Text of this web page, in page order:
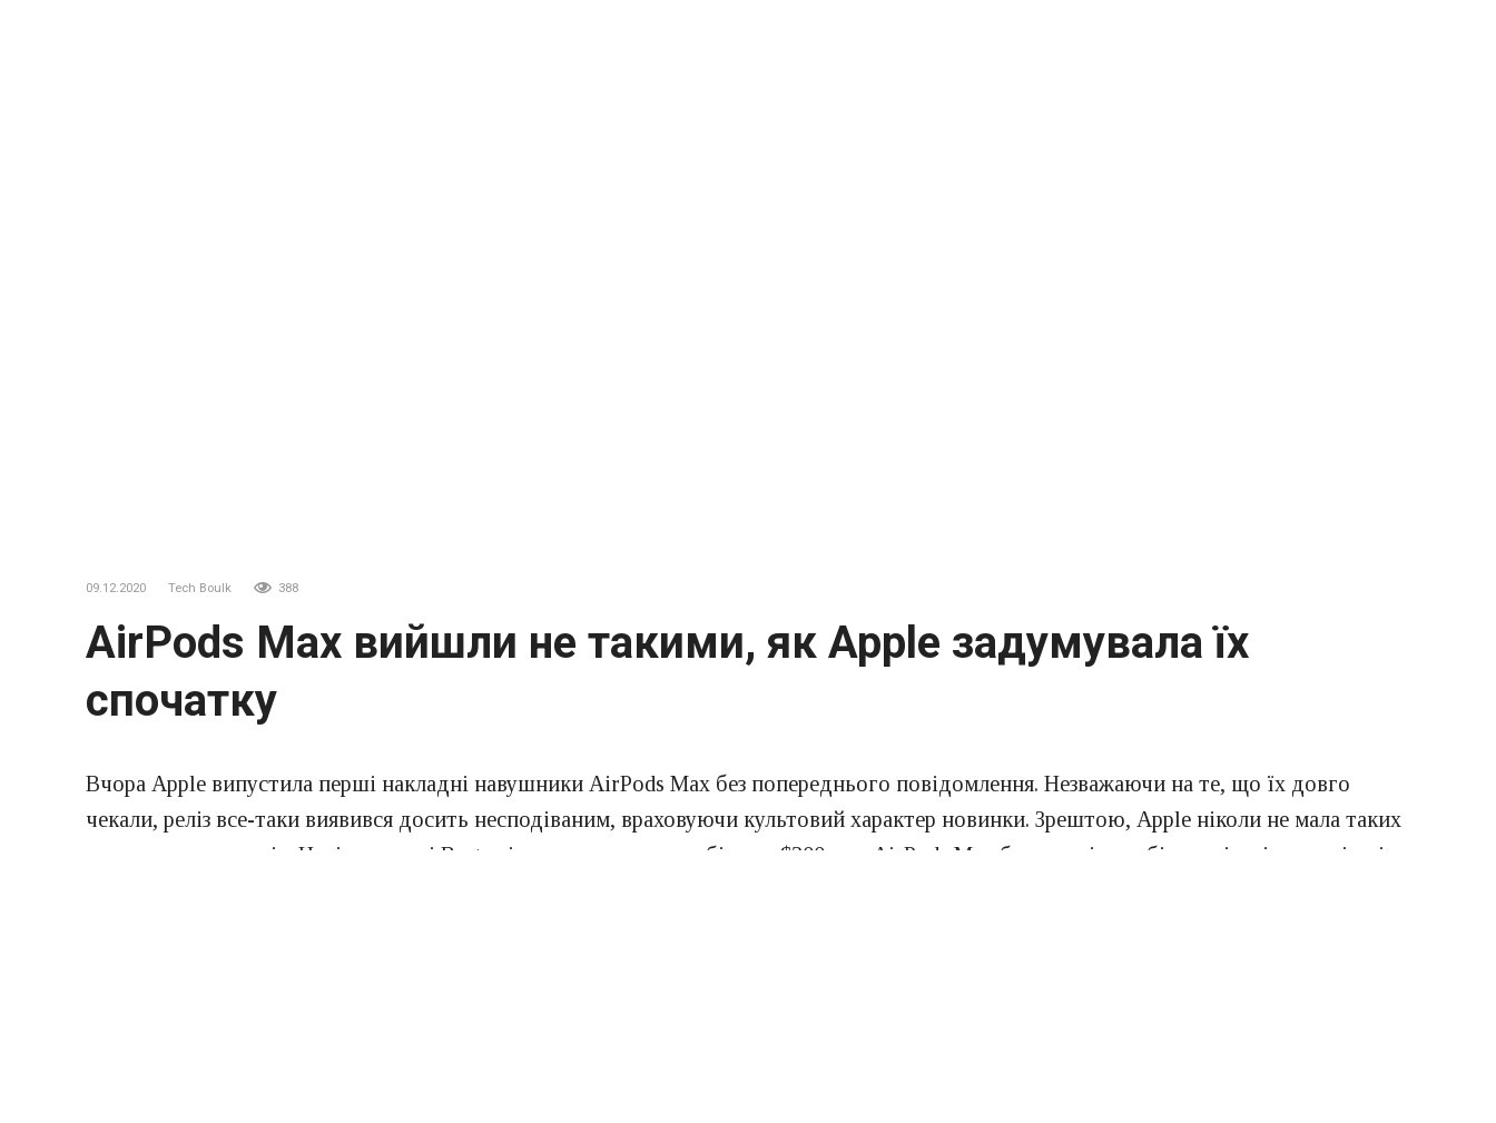
09.12.2020 Tech Boulk 388
AirPods Max вийшли не такими, як Apple задумувала їх
спочатку
Вчора Apple випустила перші накладні навушники AirPods Max без попереднього повідомлення. Незважаючи на те, що їх довго
чекали, реліз все-таки виявився досить несподіваним, враховуючи культовий характер новинки. Зрештою, Apple ніколи не мала таких
дорогих навушників. Навіть топові Beats ніколи не коштували більше $300, але AirPods Max були не тільки більш цікаві за зовнішнім